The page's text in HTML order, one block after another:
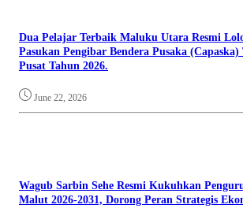
Dua Pelajar Terbaik Maluku Utara Resmi
Pasukan Pengibar Bendera Pusaka
Pusat Tahun 2026.
June 22, 2026
Wagub Sarbin Sehe Resmi Kukuhkan
Malut 2026-2031, Dorong Peran Strategis